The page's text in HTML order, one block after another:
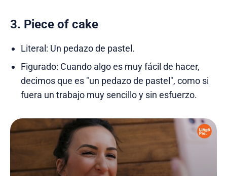
3. Piece of cake
Literal: Un pedazo de pastel.
Figurado: Cuando algo es muy fácil de hacer,
decimos que es "un pedazo de pastel", como si
fuera un trabajo muy sencillo y sin esfuerzo.